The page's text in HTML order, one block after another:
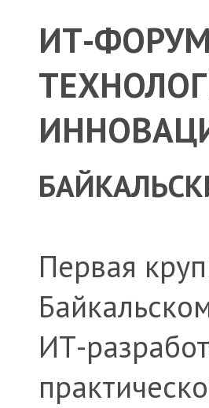
ИТ-
Первая
ИТ-